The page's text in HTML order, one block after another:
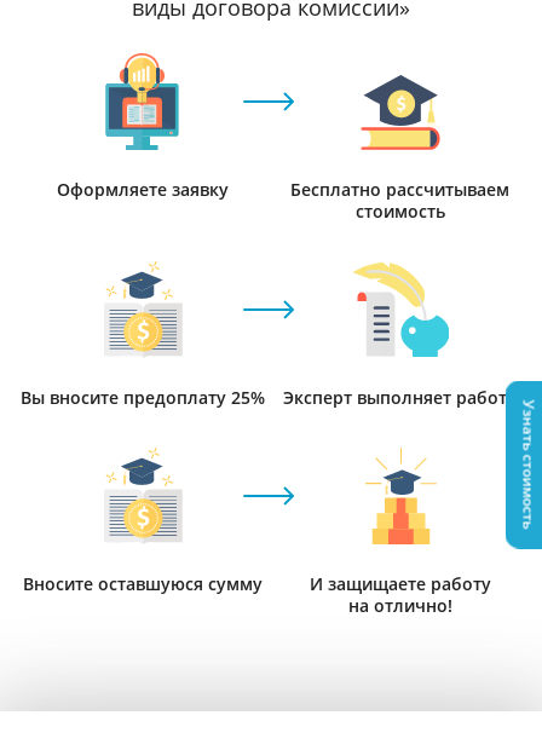
виды договора комиссии»
Оформляете заявку
Бесплатно рассчитываем
стоимость
Вы вносите предоплату 25% Эксперт выполняет работу
Вносите оставшуюся сумму
И защищаете работу
на отлично!
Узнать стоимость